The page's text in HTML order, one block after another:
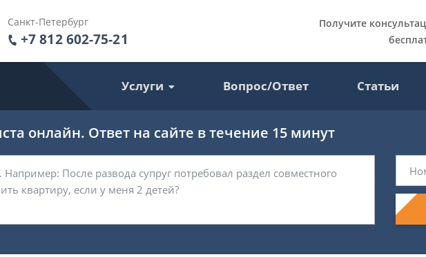
Санкт-Петербург
+7 812 602-75-21
Получите
Услуги Вопрос/Ответ Статьи
онлайн. Ответ на сайте в течение 15 минут